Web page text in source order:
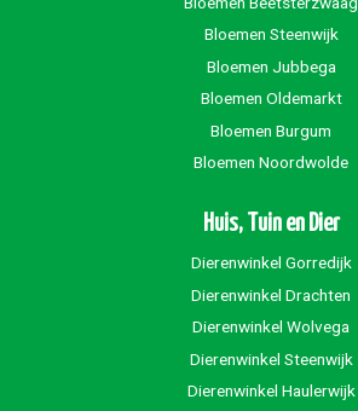
Bloemen Steenwijk
Bloemen Jubbega
Bloemen Oldemarkt
Bloemen Burgum
Bloemen Noordwolde
Huis, Tuin en Dier
Dierenwinkel Gorredijk
Dierenwinkel Drachten
Dierenwinkel Wolvega
Dierenwinkel Steenwijk
Dierenwinkel Haulerwijk